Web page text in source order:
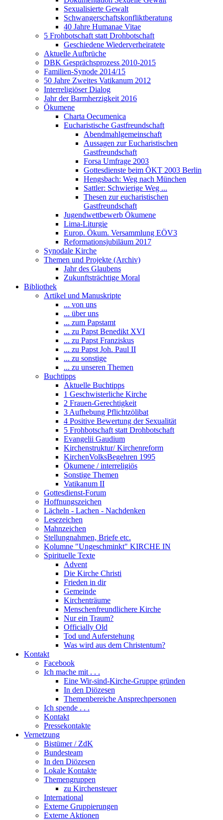
Sexualisierte Gewalt
Schwangerschaftskonfliktberatung
40 Jahre Humanae Vitae
5 Frohbotschaft statt Drohbotschaft
Geschiedene Wiederverheiratete
Aktuelle Aufbrüche
DBK Gesprächsprozess 2010-2015
Familien-Synode 2014/15
50 Jahre Zweites Vatikanum 2012
Interreligiöser Dialog
Jahr der Barmherzigkeit 2016
Ökumene
Charta Oecumenica
Eucharistische Gastfreundschaft
Abendmahlgemeinschaft
Aussagen zur Eucharistischen
Gastfreundschaft
Forsa Umfrage 2003
Gottesdienste beim ÖKT 2003 Berlin
Hengsbach: Weg nach München
Sattler: Schwierige Weg ...
Thesen zur eucharistischen
Gastfreundschaft
Jugendwettbewerb Ökumene
Lima-Liturgie
Europ. Ökum. Versammlung EÖV3
Reformationsjubiläum 2017
Synodale Kirche
Themen und Projekte (Archiv)
Jahr des Glaubens
Zukunftsträchtige Moral
Bibliothek
Artikel und Manuskripte
... von uns
... über uns
... zum Papstamt
... zu Papst Benedikt XVI
... zu Papst Franziskus
... zu Papst Joh. Paul II
... zu sonstige
... zu unseren Themen
Buchtipps
Aktuelle Buchtipps
1 Geschwisterliche Kirche
2 Frauen-Gerechtigkeit
3 Aufhebung Pflichtzölibat
4 Positive Bewertung der Sexualität
5 Frohbotschaft statt Drohbotschaft
Evangelii Gaudium
Kirchenstruktur/ Kirchenreform
KirchenVolksBegehren 1995
Ökumene / interreligiös
Sonstige Themen
Vatikanum II
Gottesdienst-Forum
Hoffnungszeichen
Lächeln - Lachen - Nachdenken
Lesezeichen
Mahnzeichen
Stellungnahmen, Briefe etc.
Kolumne "Ungeschminkt" KIRCHE IN
Spirituelle Texte
Advent
Die Kirche Christi
Frieden in dir
Gemeinde
Kirchenträume
Menschenfreundlichere Kirche
Nur ein Traum?
Officially Old
Tod und Auferstehung
Was wird aus dem Christentum?
Kontakt
Facebook
Ich mache mit . . .
Eine Wir-sind-Kirche-Gruppe gründen
In den Diözesen
Themenbereiche Ansprechpersonen
Ich spende . . .
Kontakt
Pressekontakte
Vernetzung
Bistümer / ZdK
Bundesteam
In den Diözesen
Lokale Kontakte
Themengruppen
zu Kirchensteuer
International
Externe Gruppierungen
Externe Aktionen